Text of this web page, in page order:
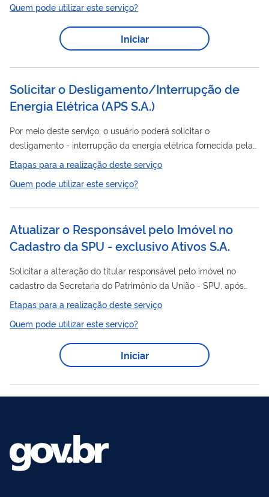
Quem pode utilizar este serviço?
Iniciar
Solicitar o Desligamento/Interrupção de
Energia Elétrica (APS S.A.)
Por meio deste serviço, o usuário poderá solicitar o
desligamento - interrupção da energia elétrica fornecida pela
Autoridade Portuária de Santos, para fins de manutenção
programada ou desligamento definitivo.
Etapas para a realização deste serviço
Quem pode utilizar este serviço?
Atualizar o Responsável pelo Imóvel no
Cadastro da SPU - exclusivo Ativos S.A.
Solicitar a alteração do titular responsável pelo imóvel no
cadastro da Secretaria do Patrimônio da União - SPU, após
abordagem realizada pela empresa Ativos S.A. e observação
das seguintes etapas: a) Calcular Laudêmio ; b) Emitir DARF de
Laudêmio ; c) Pagar DARF do Laudêmio; d) Emitir a Certidão de
Autorização para Transferência - CAT ; e) Transferir e/ou
registrar o imóvel no cartório competente.
Etapas para a realização deste serviço
Quem pode utilizar este serviço?
Iniciar